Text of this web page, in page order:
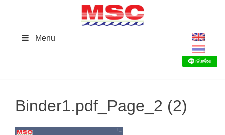
Menu
Binder1.pdf_Page_2 (2)